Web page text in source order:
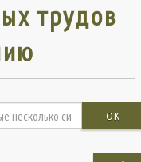
трудов
OK